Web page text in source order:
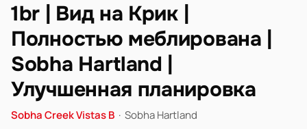
1br | Вид на Крик |
Полностью меблирована |
Sobha Hartland |
Улучшенная планировка
Sobha Creek Vistas B · Sobha Hartland